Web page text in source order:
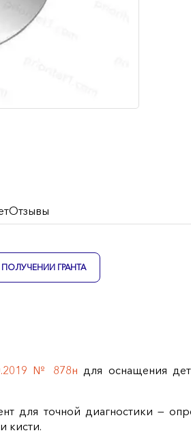
Отзывы
ГРАНТА
№ 878н для оснащения
для точной диагностики —
кисти.